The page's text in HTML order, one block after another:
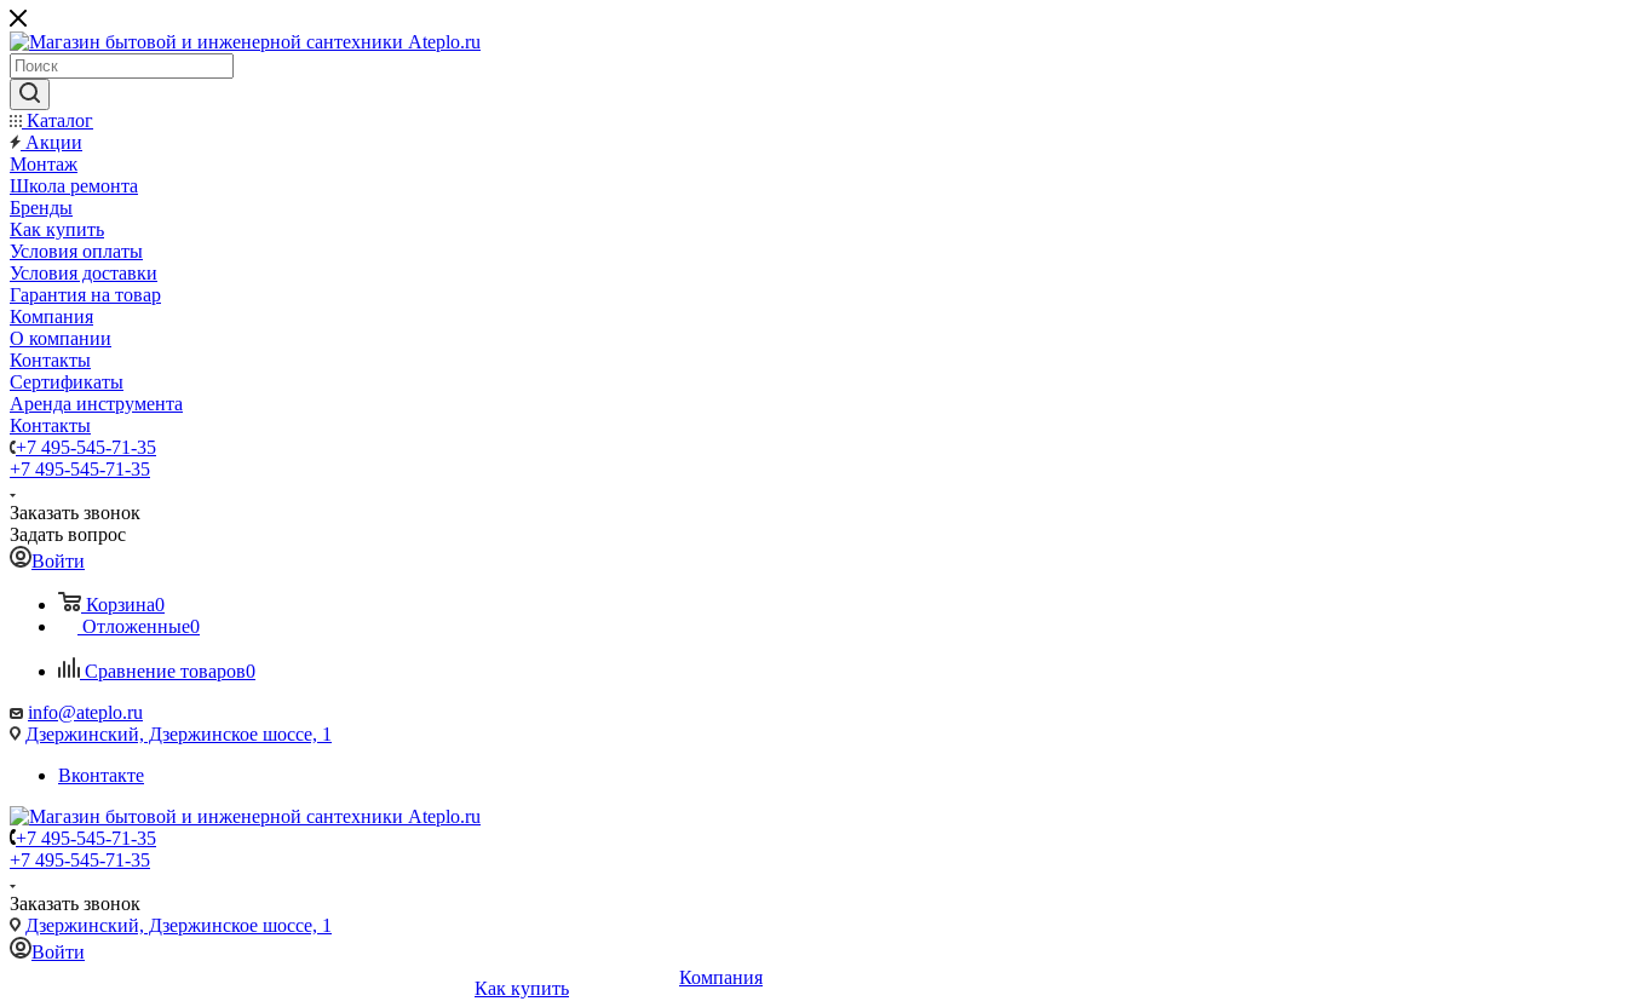
Каталог
Акции
Монтаж
Школа ремонта
Бренды
Как купить
Условия оплаты
Условия доставки
Гарантия на товар
Компания
О компании
Контакты
Сертификаты
Аренда инструмента
Контакты
+7 495-545-71-35
+7 495-545-71-35
Заказать звонок
Задать вопрос
Войти
Корзина0
Отложенные0
Сравнение товаров0
info@ateplo.ru
Дзержинский, Дзержинское шоссе, 1
Вконтакте
+7 495-545-71-35
+7 495-545-71-35
Заказать звонок
Дзержинский, Дзержинское шоссе, 1
Войти
Как купить
Компания